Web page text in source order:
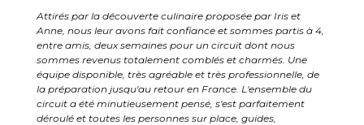
Attirés par la découverte culinaire proposée par Iris et
Anne, nous leur avons fait confiance et sommes partis à 4,
entre amis, deux semaines pour un circuit dont nous
sommes revenus totalement comblés et charmés. Une
équipe disponible, très agréable et très professionnelle, de
la préparation jusqu'au retour en France. L'ensemble du
circuit a été minutieusement pensé, s'est parfaitement
déroulé et toutes les personnes sur place, guides,